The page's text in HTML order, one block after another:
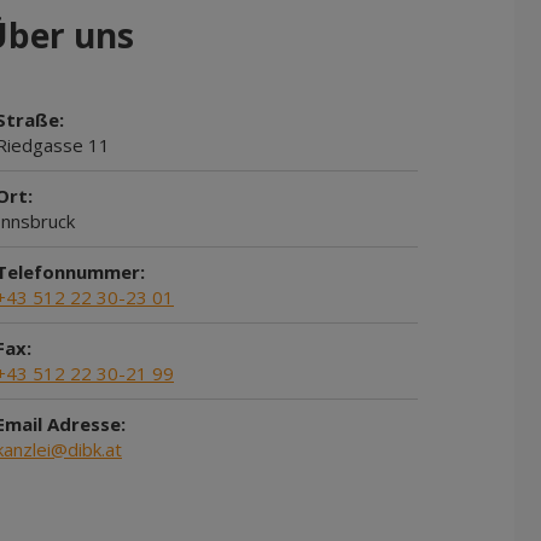
uns
11
512 22 30-23 01
512 22 30-21 99
Adresse: